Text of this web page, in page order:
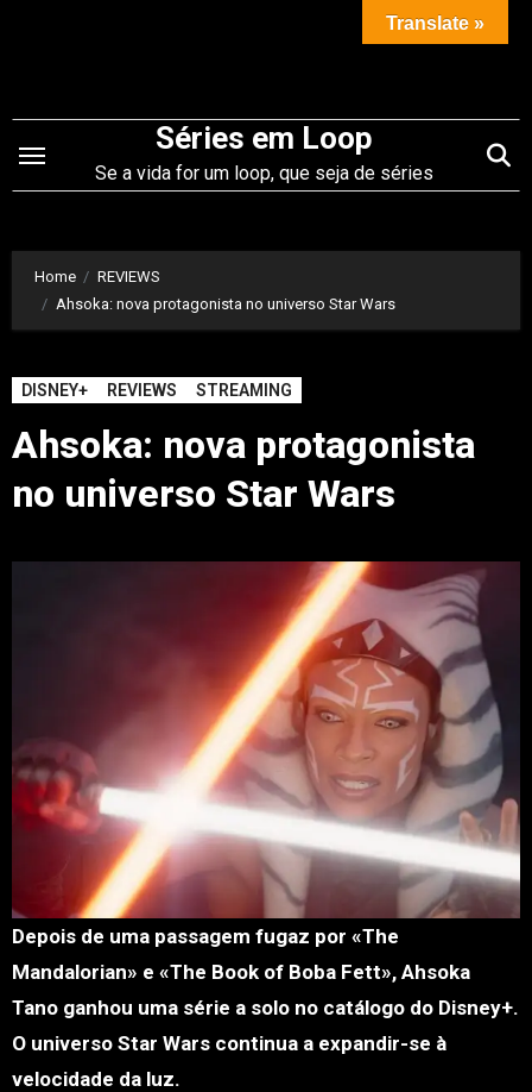
conteúdo
Séries em Loop
Se a vida for um loop, que seja de séries
Home
REVIEWS
Ahsoka: nova protagonista no universo Star Wars
DISNEY+ REVIEWS STREAMING
Ahsoka: nova protagonista
no universo Star Wars
Depois de uma passagem fugaz por «The
Mandalorian» e «The Book of Boba Fett», Ahsoka
Tano ganhou uma série a solo no catálogo do Disney+.
O universo Star Wars continua a expandir-se à
velocidade da luz.
Translate »